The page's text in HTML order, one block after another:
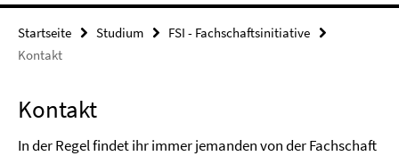
Startseite Studium
FSI - Fachschaftsinitiative
Kontakt
Kontakt
In der Regel findet ihr immer jemanden von der Fachschaft